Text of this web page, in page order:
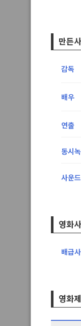
만든
감독
배우
연출
동시
사운드
영화사
배급사
영화